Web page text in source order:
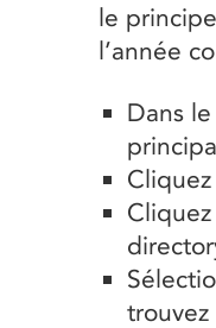
le
l’année
Dans
trouvez